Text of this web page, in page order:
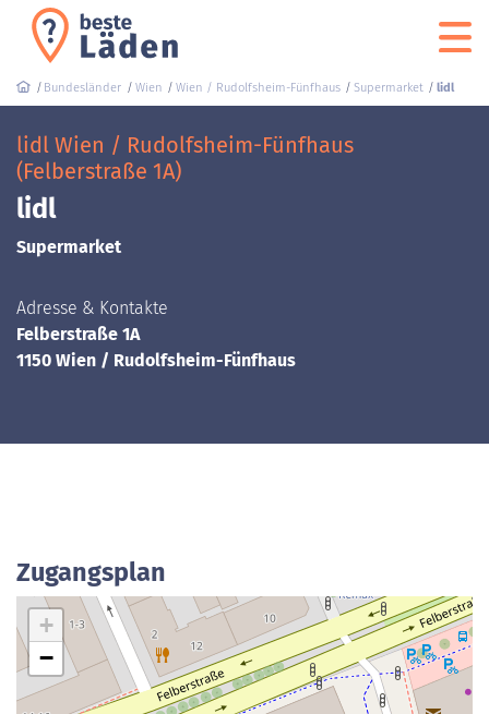
Bundesländer Wien Wien / Rudolfsheim-Fünfhaus Supermarket lidl
lidl Wien / Rudolfsheim-Fünfhaus
(Felberstraße 1A)
lidl
Supermarket
Adresse & Kontakte
Felberstraße 1A
1150 Wien / Rudolfsheim-Fünfhaus
Zugangsplan
+
−